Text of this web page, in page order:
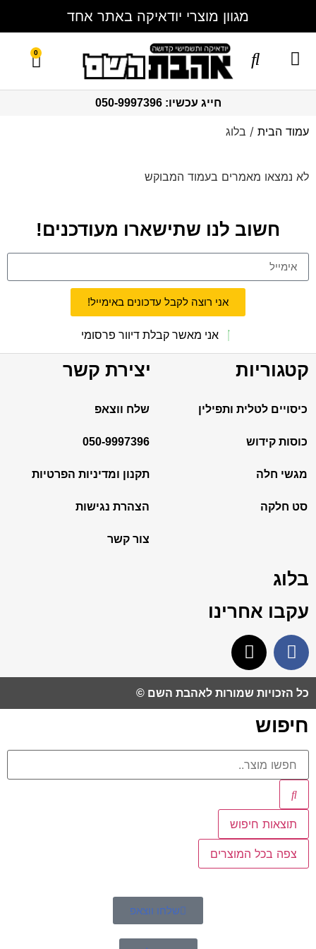
מגוון מוצרי יודאיקה באתר אחד
0
חייג עכשיו: 050-9997396
עמוד הבית / בלוג
לא נמצאו מאמרים בעמוד המבוקש
חשוב לנו שתישארו מעודכנים!
אני רוצה לקבל עדכונים באימייל!
אני מאשר קבלת דיוור פרסומי
קטגוריות
כיסויים לטלית ותפילין
כוסות קידוש
מגשי חלה
סט חלקה
יצירת קשר
שלח ווצאפ
050-9997396
תקנון ומדיניות הפרטיות
הצהרת נגישות
צור קשר
בלוג
עקבו אחרינו
כל הזכויות שמורות לאהבת השם ©​
חיפוש
תוצאות חיפוש
צפה בכל המוצרים
שלחו ווצאפ